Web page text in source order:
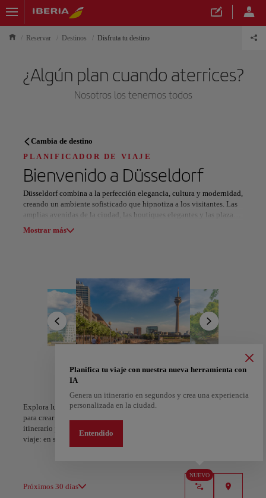
Reservar Destinos Disfruta tu destino
¿Algún plan cuando aterrices?
Nosotros los tenemos todos
PLANIFICADOR DE VIAJE
Descubre tu próximo destino
Nuestros destinos
A Coruña Alicante
Cambia de destino
PLANIFICADOR DE VIAJE
Bienvenido a Düsseldorf
Düsseldorf combina a la perfección elegancia, cultura y modernidad,
creando un ambiente sofisticado que hipnotiza a los visitantes. Las
amplias avenidas de la ciudad, las boutiques elegantes y las plazas
históricas muestran su rico pasado, mientras que más de 100 galerías
de lujo y marcas de diseñadores. El vibrante Altstadt, conocido
como el "bar más largo del mundo", emana una energía dinámica
con sus cervecerías tradicionales, cafés de moda y una animada vida
nocturna.
Las tranquilas orillas del río Rin ofrecen un respiro tranquilo, donde
los parques verdes y los paseos marítimos invitan a la relajación.
tradición e innovación de la ciudad contribuyen a una experiencia
europea inolvidable en Düsseldorf.
Mostrar más
Explora lugares, experiencias y marca con el corazón tus favoritos
para crear tu ruta y compartirla. ¿Quieres más ideas? Obtén un
itinerario personalizado según tus intereses y la duración de tu
viaje: en sólo dos pasos y descargable en Google Maps.
Próximos 30 días
NUEVO
Planifica tu viaje con nuestra nueva herramienta con
IA
Genera un itinerario en segundos y crea una experiencia
personalizada en la ciudad.
Entendido